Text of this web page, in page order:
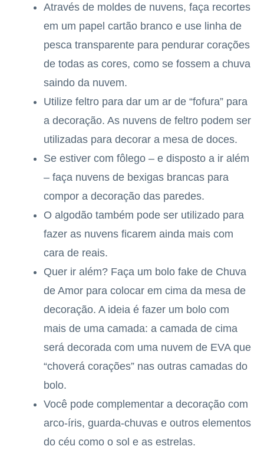
Através de moldes de nuvens, faça recortes
em um papel cartão branco e use linha de
pesca transparente para pendurar corações
de todas as cores, como se fossem a chuva
saindo da nuvem.
Utilize feltro para dar um ar de “fofura” para
a decoração. As nuvens de feltro podem ser
utilizadas para decorar a mesa de doces.
Se estiver com fôlego – e disposto a ir além
– faça nuvens de bexigas brancas para
compor a decoração das paredes.
O algodão também pode ser utilizado para
fazer as nuvens ficarem ainda mais com
cara de reais.
Quer ir além? Faça um bolo fake de Chuva
de Amor para colocar em cima da mesa de
decoração. A ideia é fazer um bolo com
mais de uma camada: a camada de cima
será decorada com uma nuvem de EVA que
“choverá corações” nas outras camadas do
bolo.
Você pode complementar a decoração com
arco-íris, guarda-chuvas e outros elementos
do céu como o sol e as estrelas.